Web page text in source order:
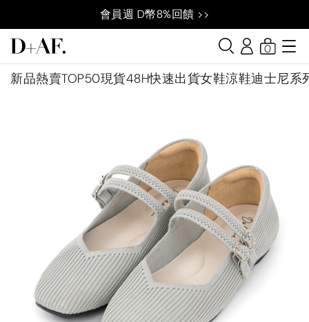
會員週 D幣8%回饋 >>
新品熱賣TOP50現貨48H快速出貨女鞋涼鞋迪士尼系
0